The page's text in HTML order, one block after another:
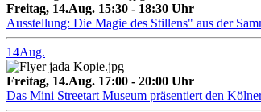
Freitag, 14.Aug. 15:30 - 18:30 Uhr
Ausstellung: Die Magie des Stillens" aus der
14Aug.
Freitag, 14.Aug. 17:00 - 20:00 Uhr
Das Mini Streetart Museum präsentiert den